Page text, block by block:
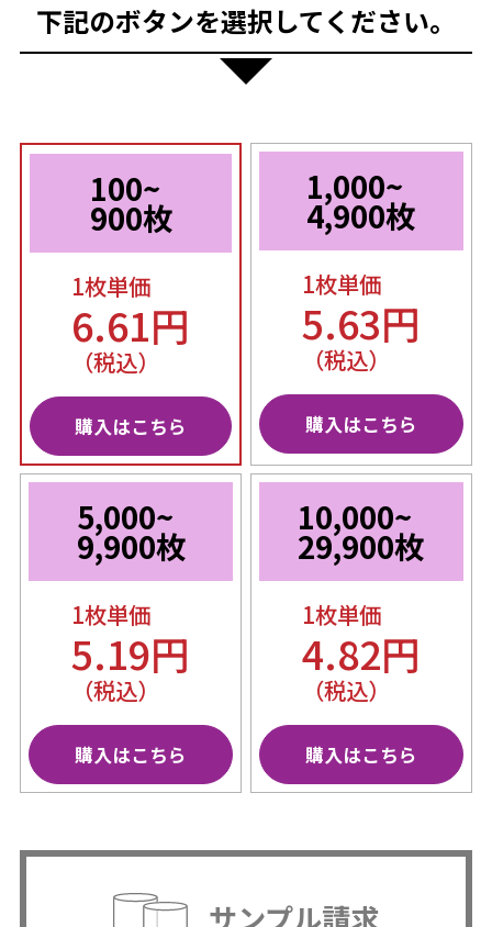
下記のボタンを選択してください。
100~
900枚
1枚単価
6.61円
（税込）
購入はこちら
1,000~
4,900枚
1枚単価
5.63円
（税込）
購入はこちら
5,000~
9,900枚
1枚単価
5.19円
（税込）
購入はこちら
10,000~
29,900枚
1枚単価
4.82円
（税込）
購入はこちら
サンプル請求